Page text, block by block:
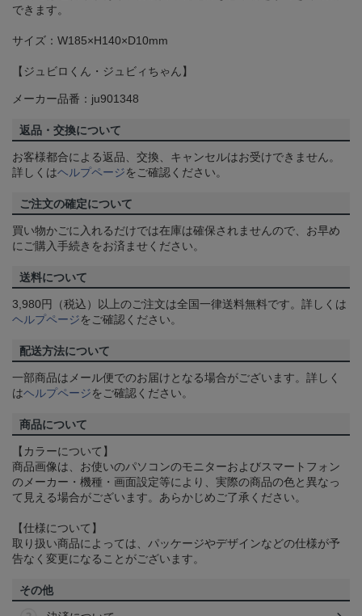
できます。
サイズ：W185×H140×D10mm
【ジュビロくん・ジュビィちゃん】
メーカー品番：ju901348
返品・交換について
お客様都合による返品、交換、キャンセルはお受けできません。
詳しくはヘルプページをご確認ください。
ご注文の確定について
買い物かごに入れるだけでは在庫は確保されませんので、お早め
にご購入手続きをお済ませください。
送料について
3,980円（税込）以上のご注文は全国一律送料無料です。詳しくは
ヘルプページをご確認ください。
配送方法について
一部商品はメール便でのお届けとなる場合がございます。詳しく
はヘルプページをご確認ください。
商品について
【カラーについて】
商品画像は、お使いのパソコンのモニターおよびスマートフォン
のメーカー・機種・画面設定等により、実際の商品の色と異なっ
て見える場合がございます。あらかじめご了承ください。
【仕様について】
取り扱い商品によっては、パッケージやデザインなどの仕様が予
告なく変更になることがございます。
その他